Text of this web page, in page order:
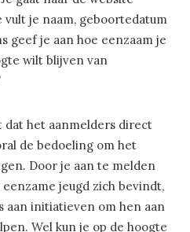
vult je naam, geboortedatum
geef je aan hoe eenzaam je
wilt blijven van
het aanmelders direct
de bedoeling om het
Door je aan te melden
jeugd zich bevindt,
aan initiatieven om hen aan
Wel kun je op de hoogte